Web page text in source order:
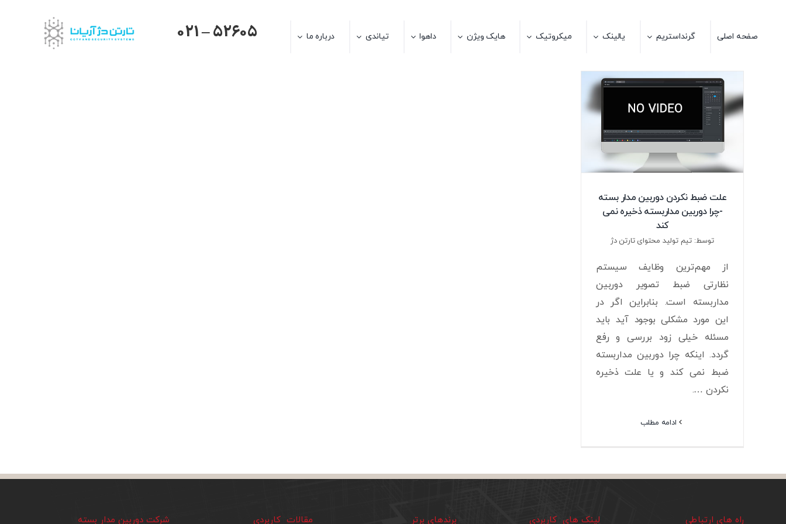
صفحه اصلی گرنداستریم یالینک میکروتیک هایک ویژن داهوا تیاندی درباره ما 021 – 52605
علت ضبط نکردن دوربین مدار بسته
-چرا دوربین مداربسته ذخیره نمی
کند
توسط: تیم تولید محتوای تارتن دژ
از مهم‌ترین وظایف سیستم
نظارتی ضبط تصویر دوربین
مداربسته است. بنابراین اگر در
این مورد مشکلی بوجود آید باید
مسئله خیلی زود بررسی و رفع
گردد. اینکه چرا دوربین مداربسته
ضبط نمی کند و یا علت ذخیره
نکردن ….
ادامه مطلب
راه های ارتباطی لینک های کاربردی برندهای برتر مقالات کاربردی شرکت دوربین مدار بسته